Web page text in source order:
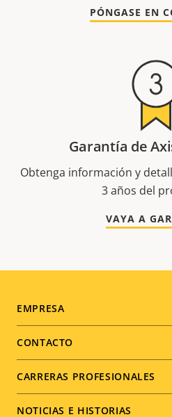
PÓNGASE EN
Garantía de
Obtenga información y
3 años del
VAYA A
Footer
menu
EMPRESA
CONTACTO
CARRERAS PROFESIONALES
NOTICIAS E HISTORIAS